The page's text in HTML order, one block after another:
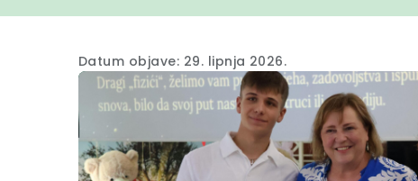
Datum objave: 29. lipnja 2026.